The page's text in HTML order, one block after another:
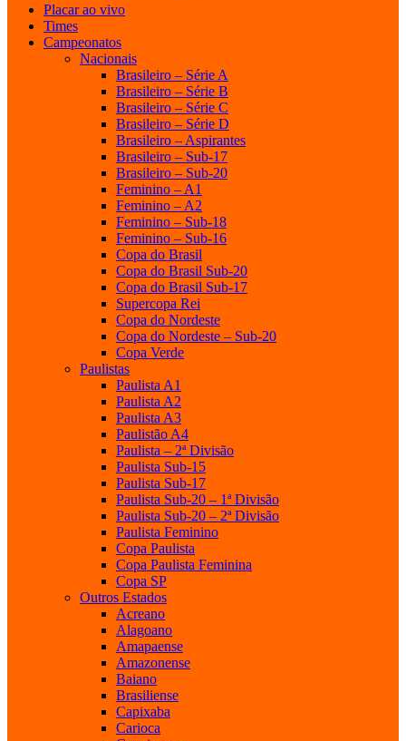
Placar ao vivo
Times
Campeonatos
Nacionais
Brasileiro – Série A
Brasileiro – Série B
Brasileiro – Série C
Brasileiro – Série D
Brasileiro – Aspirantes
Brasileiro – Sub-17
Brasileiro – Sub-20
Feminino – A1
Feminino – A2
Feminino – Sub-18
Feminino – Sub-16
Copa do Brasil
Copa do Brasil Sub-20
Copa do Brasil Sub-17
Supercopa Rei
Copa do Nordeste
Copa do Nordeste – Sub-20
Copa Verde
Paulistas
Paulista A1
Paulista A2
Paulista A3
Paulistão A4
Paulista – 2ª Divisão
Paulista Sub-15
Paulista Sub-17
Paulista Sub-20 – 1ª Divisão
Paulista Sub-20 – 2ª Divisão
Paulista Feminino
Copa Paulista
Copa Paulista Feminina
Copa SP
Outros Estados
Acreano
Alagoano
Amapaense
Amazonense
Baiano
Brasiliense
Capixaba
Carioca